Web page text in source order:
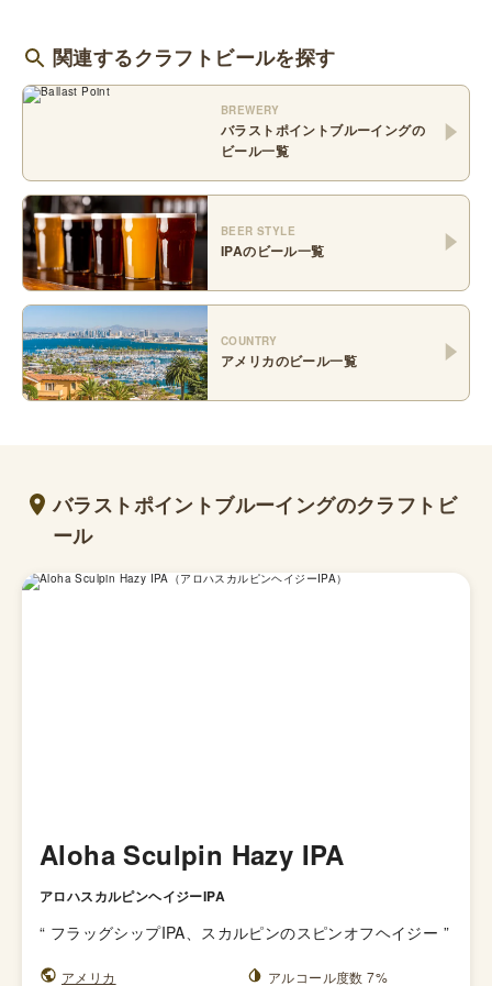
関連するクラフトビールを探す
BREWERY
バラストポイントブルーイングの
ビール一覧
BEER STYLE
IPAのビール一覧
COUNTRY
アメリカのビール一覧
バラストポイントブルーイングのクラフトビ
ール
Aloha Sculpin Hazy IPA
アロハスカルピンヘイジーIPA
“ フラッグシップIPA、スカルピンのスピンオフヘイジー ”
アメリカ アルコール度数 7%